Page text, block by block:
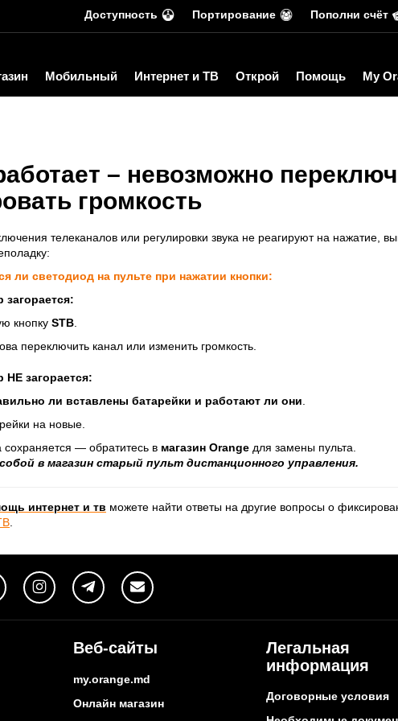
Доступность Портирование Пополни счёт
Мобильный Интернет и ТВ Открой Помощь My
– невозможно
громкость
телеканалов или регулировки звука не реагируют на нажатие,
ли светодиод на пульте при нажатии кнопки:
загорается:
кнопку STB
переключить канал или изменить громкость.
НЕ загорается:
ли вставлены батарейки и работают ли они
на новые.
— обратитесь в магазин Orange для замены пульта.
в магазин старый пульт дистанционного управления.
интернет и тв можете найти ответы на другие вопросы о
Веб-сайты
my.orange.md
Онлайн магазин
Легальная
информация
Договорные условия